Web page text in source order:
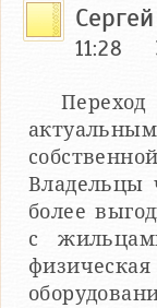
11:28
Владельцы
более
с